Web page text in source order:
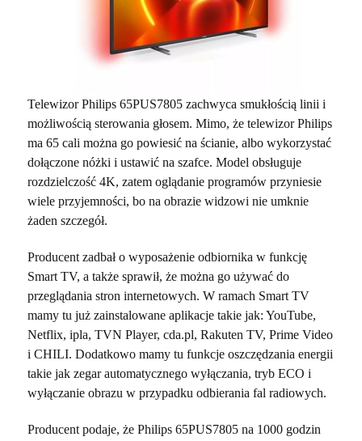
Telewizor Philips 65PUS7805 zachwyca smukłością linii i
możliwością sterowania głosem. Mimo, że telewizor Philips
ma 65 cali można go powiesić na ścianie, albo wykorzystać
dołączone nóżki i ustawić na szafce. Model obsługuje
rozdzielczość 4K, zatem oglądanie programów przyniesie
wiele przyjemności, bo na obrazie widzowi nie umknie
żaden szczegół.
Producent zadbał o wyposażenie odbiornika w funkcję
Smart TV, a także sprawił, że można go używać do
przeglądania stron internetowych. W ramach Smart TV
mamy tu już zainstalowane aplikacje takie jak: YouTube,
Netflix, ipla, TVN Player, cda.pl, Rakuten TV, Prime Video
i CHILI. Dodatkowo mamy tu funkcje oszczędzania energii
takie jak zegar automatycznego wyłączania, tryb ECO i
wyłączanie obrazu w przypadku odbierania fal radiowych.
Producent podaje, że Philips 65PUS7805 na 1000 godzin